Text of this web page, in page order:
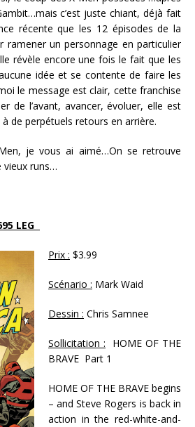
c’est juste chiant, déjà fait
récente que les 12 épisodes de la
ramener un personnage en particulier
révèle encore une fois le fait que les
idée et se contente de faire les
le message est clair, cette franchise
de l’avant, avancer, évoluer, elle est
de perpétuels retours en arrière.
je vous ai aimé…On se retrouve
vieux runs…
LEG
Prix : $3.99
Scénario : Mark Waid
Dessin : Chris Samnee
Sollicitation : HOME OF THE
BRAVE Part 1
HOME OF THE BRAVE begins
– and Steve Rogers is back in
action in the red-white-and-